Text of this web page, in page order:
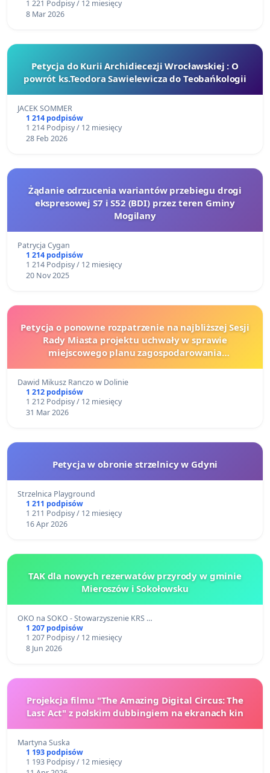
1 221 Podpisy / 12 miesięcy
8 Mar 2026
Petycja do Kurii Archidiecezji Wrocławskiej : O
powrót ks.Teodora Sawielewicza do Teobańkologii
JACEK SOMMER
1 214 podpisów
1 214 Podpisy / 12 miesięcy
28 Feb 2026
Żądanie odrzucenia wariantów przebiegu drogi
ekspresowej S7 i S52 (BDI) przez teren Gminy
Mogilany
Patrycja Cygan
1 214 podpisów
1 214 Podpisy / 12 miesięcy
20 Nov 2025
Petycja o ponowne rozpatrzenie na najbliższej Sesji
Rady Miasta projektu uchwały w sprawie
miejscowego planu zagospodarowania
położonych w rejonie Szybowej
Dawid Mikusz Ranczo w Dolinie
1 212 podpisów
1 212 Podpisy / 12 miesięcy
31 Mar 2026
Petycja w obronie strzelnicy w Gdyni
Strzelnica Playground
1 211 podpisów
1 211 Podpisy / 12 miesięcy
16 Apr 2026
TAK dla nowych rezerwatów przyrody w gminie
Mieroszów i Sokołowsku
OKO na SOKO - Stowarzyszenie KRS …
1 207 podpisów
1 207 Podpisy / 12 miesięcy
8 Jun 2026
Projekcja filmu "The Amazing Digital Circus: The
Last Act" z polskim dubbingiem na ekranach kin
Martyna Suska
1 193 podpisów
1 193 Podpisy / 12 miesięcy